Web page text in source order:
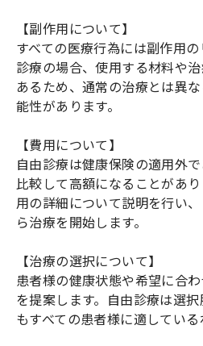
【副作用について】
すべての医療行為には副作用
診療の場合、使用する材料や
あるため、通常の治療とは異
能性があります。
【費用について】
自由診療は健康保険の適用外
比較して高額になることがあ
用の詳細について説明を行い
ら治療を開始します。
【治療の選択について】
患者様の健康状態や希望に合
を提案します。自由診療は選
もすべての患者様に適している